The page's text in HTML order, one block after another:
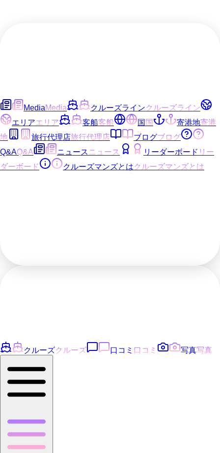
MediaMedia クルーズラインクルーズライン
エリアエリア 客船客船 国国 寄港地寄港
地
旅行代理店旅行代理店 ブログブログ
Q&AQ&A ニュース ニュース リーダーボード リー
ダーボード
クルーズマンズとはクルーズマンズとは
クルーズクルーズ 口コミ 口コミ 写真写真